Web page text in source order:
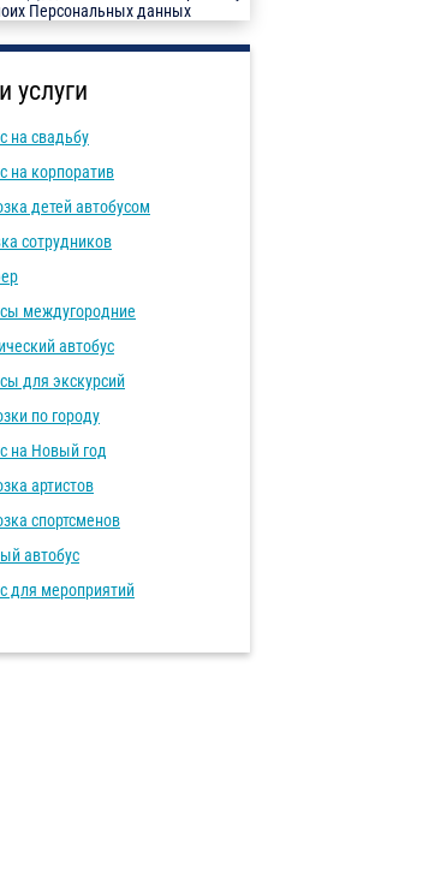
Персональных данных
услуги
на свадьбу
на корпоратив
детей автобусом
сотрудников
междугородние
автобус
для экскурсий
по городу
на Новый год
артистов
спортсменов
автобус
для мероприятий